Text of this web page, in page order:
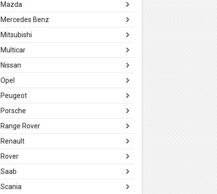
Mazda
Mercedes Benz
Mitsubishi
Multicar
Nissan
Opel
Peugeot
Porsche
Range Rover
Renault
Rover
Saab
Scania